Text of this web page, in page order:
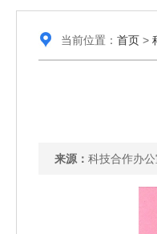
当前位置： 首页>
来源： 科技合作办